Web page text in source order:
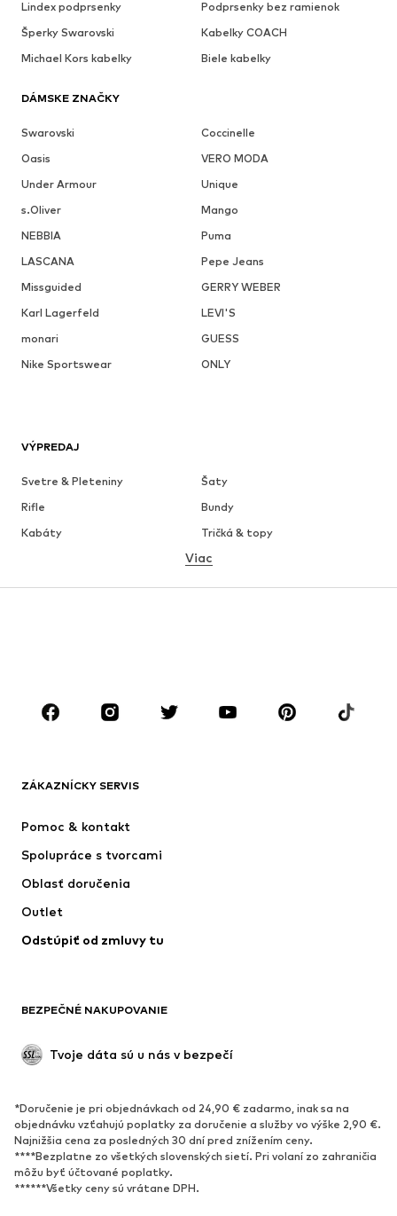
Lindex podprsenky
Podprsenky bez ramienok
Šperky Swarovski
Kabelky COACH
Michael Kors kabelky
Biele kabelky
DÁMSKE ZNAČKY
Swarovski
Coccinelle
Oasis
VERO MODA
Under Armour
Unique
s.Oliver
Mango
NEBBIA
Puma
LASCANA
Pepe Jeans
Missguided
GERRY WEBER
Karl Lagerfeld
LEVI'S
monari
GUESS
Nike Sportswear
ONLY
VÝPREDAJ
Svetre & Pleteniny
Šaty
Rifle
Bundy
Kabáty
Tričká & topy
Bielizeň
Sukne
Blúzky & tuniky
Doplnky
Premium
Nové
Bundy
Bielizeň
Kabáty
Plavky
Upcyklácia
Nové
Obľúbené
Tenisky
Členkové čižmy
Topánky na vysokom podpätku
Sandále
Viac
ZÁKAZNÍCKY SERVIS
Pomoc & kontakt
Spolupráce s tvorcami
Oblasť doručenia
Outlet
Odstúpiť od zmluvy tu
BEZPEČNÉ NAKUPOVANIE
Tvoje dáta sú u nás v bezpečí
*Doručenie je pri objednávkach od 24,90 € zadarmo, inak sa na
objednávku vzťahujú poplatky za doručenie a služby vo výške 2,90 €.
Najnižšia cena za posledných 30 dní pred znížením ceny.
****Bezplatne zo všetkých slovenských sietí. Pri volaní zo zahraničia
môžu byť účtované poplatky.
******Všetky ceny sú vrátane DPH.